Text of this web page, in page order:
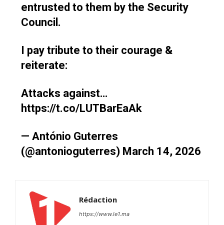
entrusted to them by the Security
Council.
I pay tribute to their courage &
reiterate:
Attacks against…
https://t.co/LUTBarEaAk
— António Guterres
(@antonioguterres) March 14, 2026
Rédaction
https://www.le1.ma